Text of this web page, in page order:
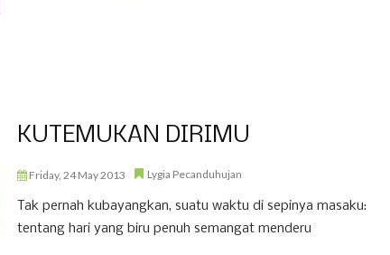
KUTEMUKAN DIRIMU
Friday, 24 May 2013 Lygia Pecanduhujan
Tak pernah kubayangkan, suatu waktu di sepinya masaku:
tentang hari yang biru penuh semangat menderu